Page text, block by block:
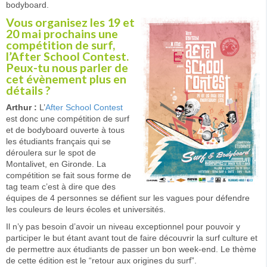
bodyboard.
Vous organisez les 19 et
20 mai prochains une
compétition de surf,
l’After School Contest.
Peux-tu nous parler de
cet évènement plus en
détails ?
Arthur : L’After School Contest
est donc une compétition de surf
et de bodyboard ouverte à tous
les étudiants français qui se
déroulera sur le spot de
Montalivet, en Gironde. La
compétition se fait sous forme de
tag team c’est à dire que des
équipes de 4 personnes se défient sur les vagues pour défendre
les couleurs de leurs écoles et universités.
Il n’y pas besoin d’avoir un niveau exceptionnel pour pouvoir y
participer le but étant avant tout de faire découvrir la surf culture et
de permettre aux étudiants de passer un bon week-end. Le thème
de cette édition est le “retour aux origines du surf”.